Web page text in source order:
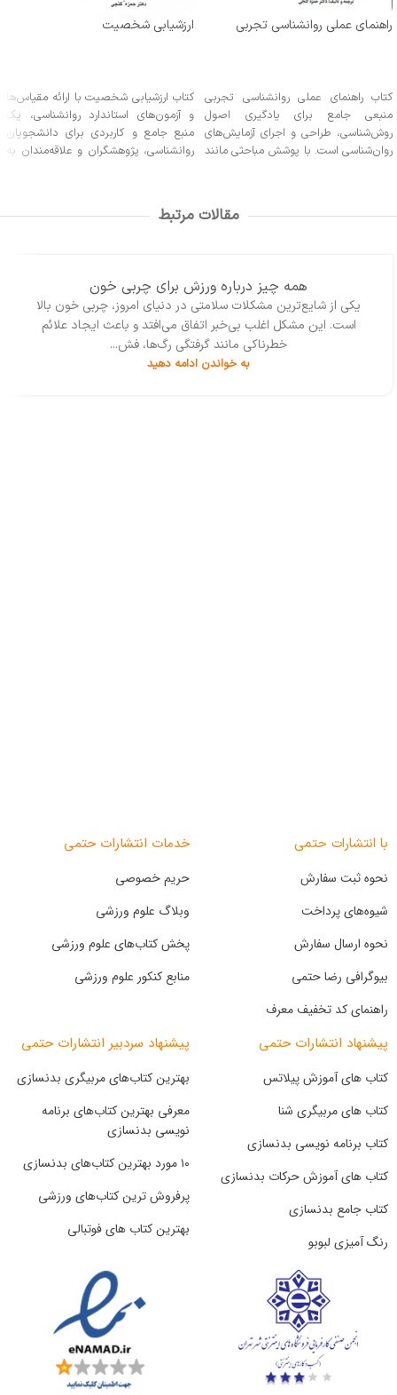
راهنمای عملی روانشناسی تجربی
کتاب راهنمای عملی روانشناسی تجربی
منبعی جامع برای یادگیری اصول
روش‌شناسی، طراحی و اجرای آزمایش‌های
روان‌شناسی است. با پوشش مباحثی مانند
دانشجویان و پژوهشگران کمک می‌کند تا
مهارت‌های عملی و علمی خود را در حوزه
ارزشیابی شخصیت
کتاب ارزشیابی شخصیت با ارائه مقیاس‌ها
و آزمون‌های استاندارد روانشناسی، یک
منبع جامع و کاربردی برای دانشجویان
روانشناسی، پژوهشگران و علاقه‌مندان به
آزمون اضطراب کتل و پرسشنامه وابستگی
به دیگران را پوشش می‌دهد.مقالات مرتبط
همه چیز درباره ورزش برای چربی خون
یکی از شایع‌ترین مشکلات سلامتی در دنیای امروز، چربی خون بالا
است. این مشکل اغلب بی‌خبر اتفاق می‌افتد و باعث ایجاد علائم
خطرناکی مانند گرفتگی رگ‌ها، فش...
به خواندن ادامه دهید
با انتشارات حتمی
نحوه ثبت سفارش
شیوه‌های پرداخت
نحوه ارسال سفارش
بیوگرافی رضا حتمی
راهنمای کد تخفیف معرف
خدمات انتشارات حتمی
حریم خصوصی
وبلاگ علوم ورزشی
پخش کتاب‌های علوم ورزشی
منابع کنکور علوم ورزشی
پیشنهاد انتشارات حتمی
کتاب های آموزش پیلاتس
کتاب های مربیگری شنا
کتاب برنامه نویسی بدنسازی
کتاب های آموزش حرکات بدنسازی
کتاب جامع بدنسازی
رنگ آمیزی لبوبو
پیشنهاد سردبیر انتشارات حتمی
بهترین کتاب‌های مربیگری بدنسازی
معرفی بهترین کتاب‌های برنامه
نویسی بدنسازی
۱۰ مورد بهترین کتاب‌های بدنسازی
پرفروش ترین کتاب‌های ورزشی
بهترین کتاب های فوتبالی